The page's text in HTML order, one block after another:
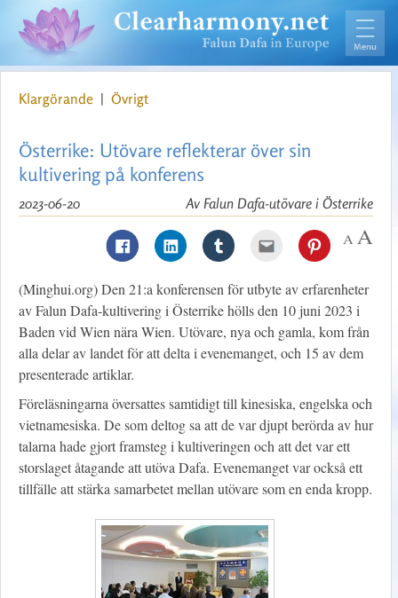
Klargörande | Övrigt
Österrike: Utövare reflekterar över sin
kultivering på konferens
Av Falun Dafa-utövare i Österrike
2023-06-20
(Minghui.org) Den 21:a konferensen för utbyte av erfarenheter
av Falun Dafa-kultivering i Österrike hölls den 10 juni 2023 i
Baden vid Wien nära Wien. Utövare, nya och gamla, kom från
alla delar av landet för att delta i evenemanget, och 15 av dem
presenterade artiklar.
Föreläsningarna översattes samtidigt till kinesiska, engelska och
vietnamesiska. De som deltog sa att de var djupt berörda av hur
talarna hade gjort framsteg i kultiveringen och att det var ett
storslaget åtagande att utöva Dafa. Evenemanget var också ett
tillfälle att stärka samarbetet mellan utövare som en enda kropp.